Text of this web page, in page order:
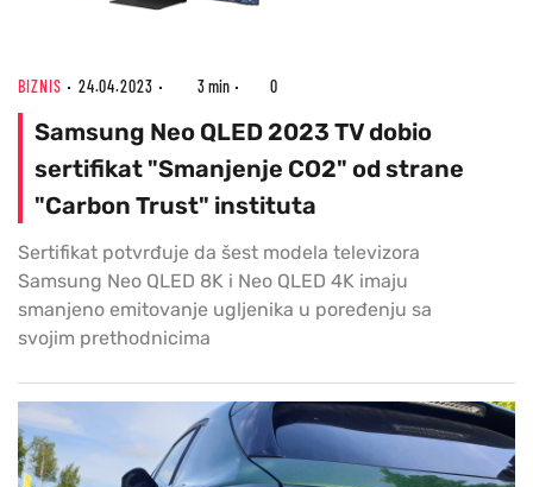
BIZNIS 24.04.2023 3 min 0
Samsung Neo QLED 2023 TV dobio
sertifikat "Smanjenje CO2" od strane
"Carbon Trust" instituta
Sertifikat potvrđuje da šest modela televizora
Samsung Neo QLED 8K i Neo QLED 4K imaju
smanjeno emitovanje ugljenika u poređenju sa
svojim prethodnicima